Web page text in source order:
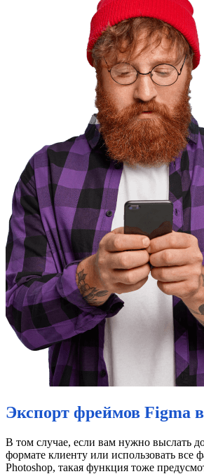
Экспорт фреймов Figma
В том случае, если вам нужно выслать
формате клиенту или использовать все
Photoshop, такая функция тоже